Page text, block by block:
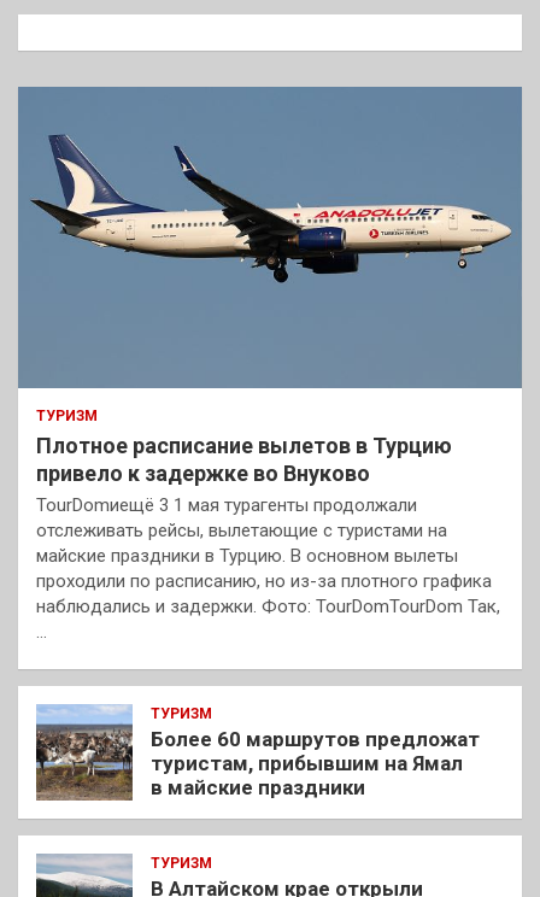
к
ТУРИЗМ
Плотное расписание вылетов в Турцию
привело к задержке во Внуково
TourDomиещё 3 1 мая турагенты продолжали
отслеживать рейсы, вылетающие с туристами на
майские праздники в Турцию. В основном вылеты
проходили по расписанию, но из-за плотного графика
наблюдались и задержки. Фото: TourDomTourDom Так,
…
ТУРИЗМ
Более 60 маршрутов предложат
туристам, прибывшим на Ямал
в майские праздники
ТУРИЗМ
В Алтайском крае открыли